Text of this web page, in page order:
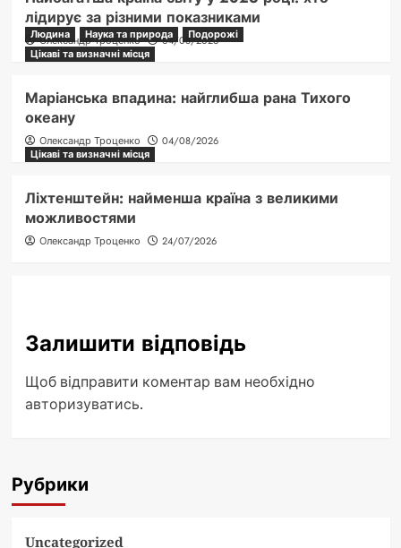
лідирує за різними показниками
Олександр Троценко 04/08/2026
Людина Наука та природа
Подорожі
Цікаві та визначні місця
Маріанська впадина: найглибша рана Тихого
океану
Олександр Троценко
04/08/2026
Цікаві та визначні місця
Ліхтенштейн: найменша країна з великими
можливостями
Олександр Троценко 24/07/2026
Залишити відповідь
Щоб відправити коментар вам необхідно
авторизуватись.
Рубрики
Uncategorized